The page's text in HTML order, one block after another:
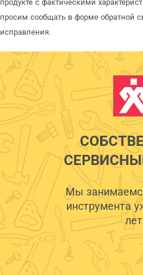
продукте с фактическими
просим сообщать в форме обратной
исправления.
Мы
инструмента
лет